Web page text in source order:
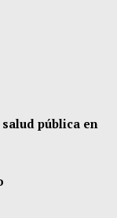
pública en